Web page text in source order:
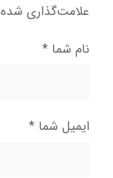
علامت‌گذاری
نام شما *
ایمیل شما *